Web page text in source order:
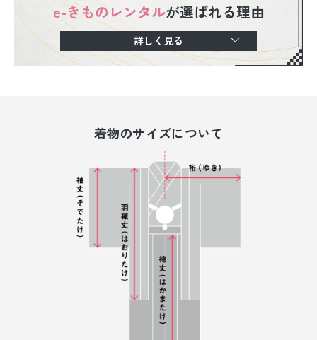
e-きものレンタルが選ばれる理由
詳しく見る
着物のサイズについて